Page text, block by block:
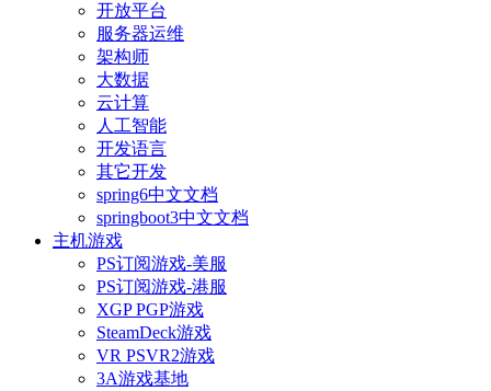
开放平台
服务器运维
架构师
大数据
云计算
人工智能
开发语言
其它开发
spring6中文文档
springboot3中文文档
主机游戏
PS订阅游戏-美服
PS订阅游戏-港服
XGP PGP游戏
SteamDeck游戏
VR PSVR2游戏
3A游戏基地